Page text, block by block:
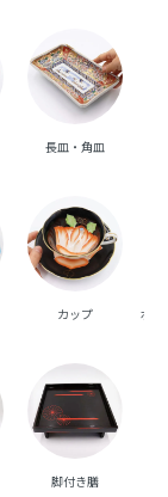
長皿・角皿
カップ ポッ
脚付き膳